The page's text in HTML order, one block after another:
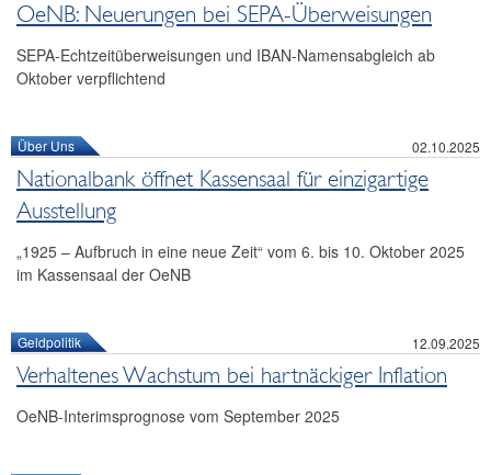
OeNB: Neuerungen bei SEPA-Überweisungen
SEPA-Echtzeitüberweisungen und IBAN-Namensabgleich ab
Oktober verpflichtend
Über Uns 02.10.2025
Nationalbank öffnet Kassensaal für einzigartige
Ausstellung
„1925 – Aufbruch in eine neue Zeit“ vom 6. bis 10. Oktober 2025
im Kassensaal der OeNB
Geldpolitik 12.09.2025
Verhaltenes Wachstum bei hartnäckiger Inflation
OeNB-Interimsprognose vom September 2025